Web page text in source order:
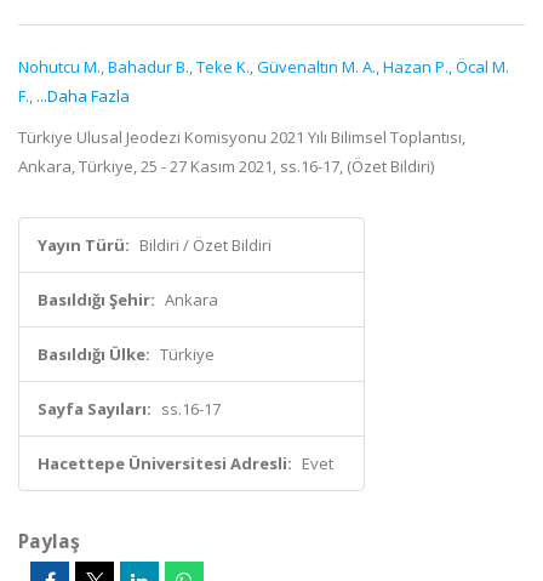
Nohutcu M.,Bahadur B.,Teke K.,Güvenaltın M. A.,Hazan P.,Öcal M.
F., ...Daha Fazla
Türkiye Ulusal Jeodezi Komisyonu 2021 Yılı Bilimsel Toplantısı,
Ankara, Türkiye, 25 - 27 Kasım 2021, ss.16-17, (Özet Bildiri)
Yayın Türü: Bildiri / Özet Bildiri
Basıldığı Şehir: Ankara
Basıldığı Ülke: Türkiye
Sayfa Sayıları: ss.16-17
Hacettepe Üniversitesi Adresli: Evet
Paylaş